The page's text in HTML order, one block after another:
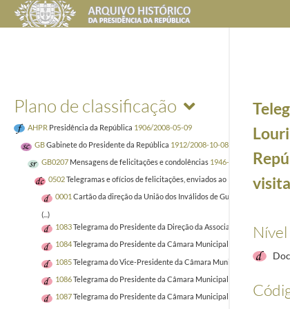
Plano de classificação
AHPR Presidência da República 1906/2008-05-09
GBGabinete do Presidente da República 1912/2008-10-08
GB0207 Mensagens de felicitações e condolências 1946-01-02/2005-04-02
0502Telegramas e ofícios de felicitações, enviados ao Presidente da
0001 Cartão da direção da União dos Inválidos de Guerra, telegramas
(...)
1083Telegrama do Presidente da Direção da Associação Industrial
1084Telegrama do Presidente da Câmara Municipal de Moncorvo ao
1085Telegrama do Vice-Presidente da Câmara Municipal de Vinhais
1086Telegrama do Presidente da Câmara Municipal de Alijó, José
1087Telegrama do Presidente da Câmara Municipal de Macedo de